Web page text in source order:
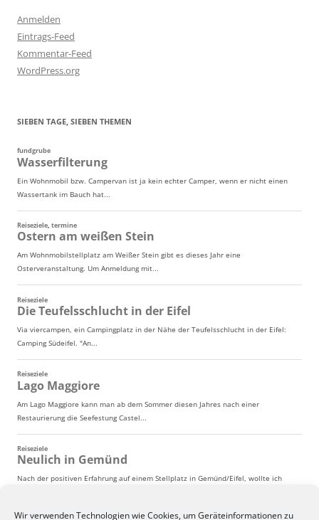
Wir verwenden Technologien wie Cookies, um Geräteinformationen zu
Anmelden
Eintrags-Feed
Kommentar-Feed
WordPress.org
SIEBEN TAGE, SIEBEN THEMEN